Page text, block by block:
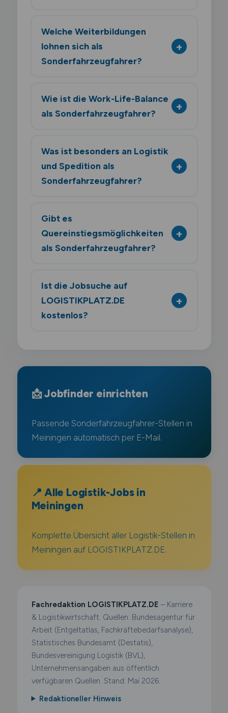
Welche Weiterbildungen
lohnen sich als
Sonderfahrzeugfahrer?
Wie ist die Work-Life-Balance
als Sonderfahrzeugfahrer?
Was ist besonders an Logistik
und Spedition als
Sonderfahrzeugfahrer?
Gibt es
Quereinstiegsmöglichkeiten
als Sonderfahrzeugfahrer?
Ist die Jobsuche auf
LOGISTIKPLATZ.DE
kostenlos?
📩 Jobfinder einrichten
Passende Sonderfahrzeugfahrer-Stellen in
Meiningen automatisch per E-Mail.
📍 Alle Logistik-Jobs in
Meiningen
Komplette Übersicht aller Logistik-Stellen in
Meiningen auf LOGISTIKPLATZ.DE.
Fachredaktion LOGISTIKPLATZ.DE – Karriere
& Logistikwirtschaft. Quellen: Bundesagentur für
Arbeit (Entgeltatlas, Fachkräftebedarfsanalyse),
Statistisches Bundesamt (Destatis),
Bundesvereinigung Logistik (BVL),
Unternehmensangaben aus öffentlich
verfügbaren Quellen. Stand: Mai 2026.
Redaktioneller Hinweis